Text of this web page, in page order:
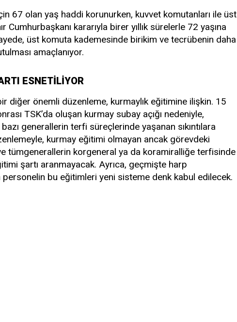
67 olan yaş haddi korunurken, kuvvet komutanları ile üst
Cumhurbaşkanı kararıyla birer yıllık sürelerle 72 yaşına
üst komuta kademesinde birikim ve tecrübenin daha
amaçlanıyor.
ESNETİLİYOR
diğer önemli düzenleme, kurmaylık eğitimine ilişkin. 15
TSK’da oluşan kurmay subay açığı nedeniyle,
generallerin terfi süreçlerinde yaşanan sıkıntılara
kurmay eğitimi olmayan ancak görevdeki
tümgenerallerin korgeneral ya da koramiralliğe terfisinde
şartı aranmayacak. Ayrıca, geçmişte harp
bu eğitimleri yeni sisteme denk kabul edilecek.